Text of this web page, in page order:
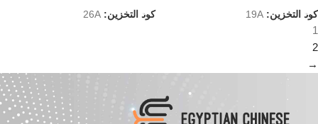
كود التخزين: 19A كود التخزين: 26A
1
2
→